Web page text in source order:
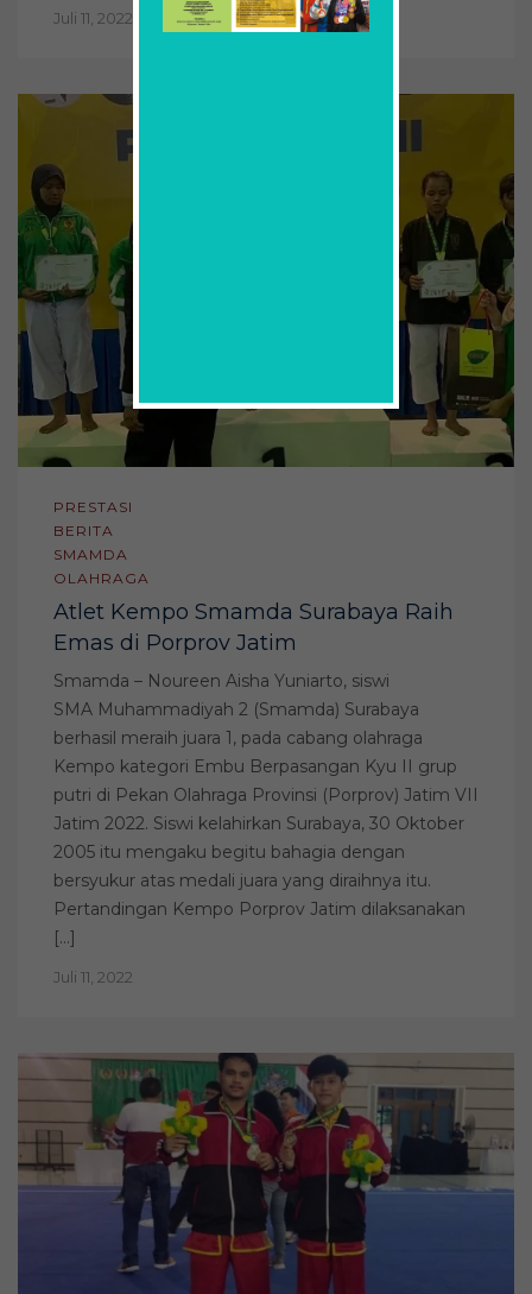
Juli 11, 2022
PRESTASI
BERITA
SMAMDA
OLAHRAGA
Atlet Kempo Smamda Surabaya Raih
Emas di Porprov Jatim
Smamda – Noureen Aisha Yuniarto, siswi
SMA Muhammadiyah 2 (Smamda) Surabaya
berhasil meraih juara 1, pada cabang olahraga
Kempo kategori Embu Berpasangan Kyu II grup
putri di Pekan Olahraga Provinsi (Porprov) Jatim VII
Jatim 2022. Siswi kelahirkan Surabaya, 30 Oktober
2005 itu mengaku begitu bahagia dengan
bersyukur atas medali juara yang diraihnya itu.
Pertandingan Kempo Porprov Jatim dilaksanakan
[…]
Juli 11, 2022